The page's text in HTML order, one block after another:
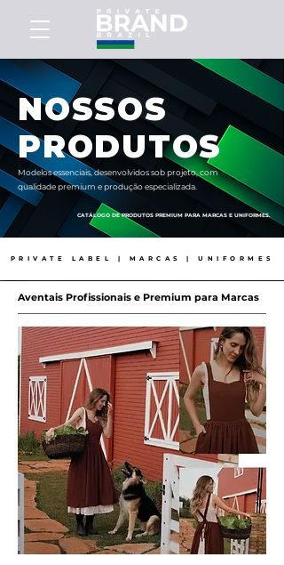
NOSSOS
PRODUTOS
Modelos essenciais, desenvolvidos sob projeto, com
qualidade premium e produção especializada.
CATÁLOGO DE PRODUTOS PREMIUM PARA MARCAS E UNIFORMES.
PRIVATE LABEL | MARCAS | UNIFORMES
Aventais Profissionais e Premium para Marcas